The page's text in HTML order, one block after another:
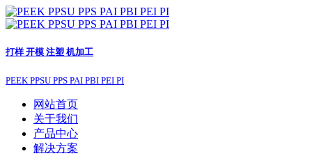
打样 开模 注塑 机加工
PEEK PPSU PPS PAI PBI PEI PI
网站首页
关于我们
产品中心
解决方案